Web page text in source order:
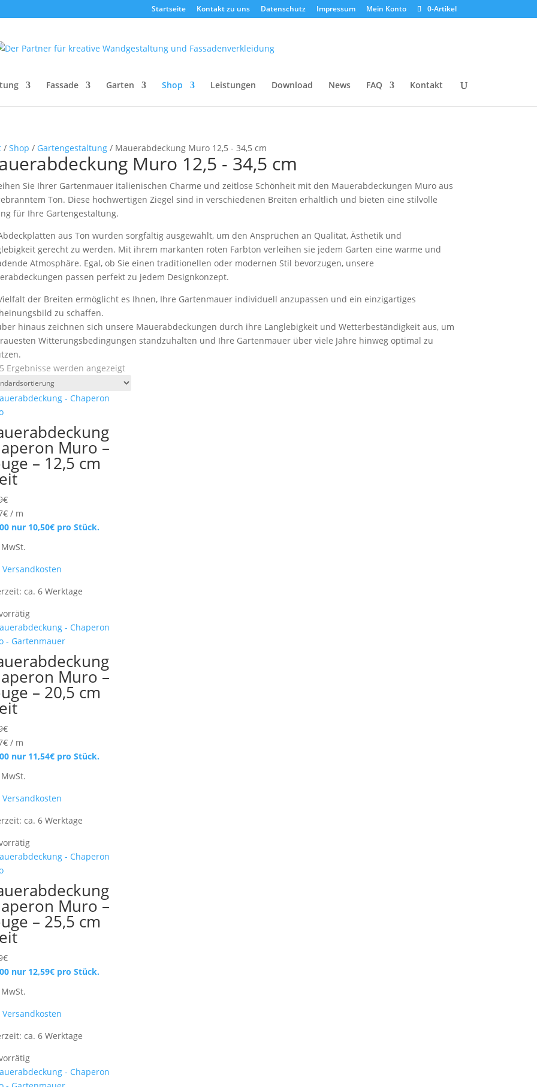
Startseite Kontakt zu uns Datenschutz Impressum Mein Konto 0-Artikel
Fassade Garten Shop Leistungen Download News FAQ Kontakt
/ Shop / Gartengestaltung/ Mauerabdeckung Muro 12,5 - 34,5 cm
Muro 12,5 - 34,5 cm
Sie Ihrer Gartenmauer italienischen Charme und zeitlose Schönheit mit den Mauerabdeckungen Muro aus
Ton. Diese hochwertigen Ziegel sind in verschiedenen Breiten erhältlich und bieten eine stilvolle
für Ihre Gartengestaltung.
aus Ton wurden sorgfältig ausgewählt, um den Ansprüchen an Qualität, Ästhetik und
gerecht zu werden. Mit ihrem markanten roten Farbton verleihen sie jedem Garten eine warme und
Atmosphäre. Egal, ob Sie einen traditionellen oder modernen Stil bevorzugen, unsere
passen perfekt zu jedem Designkonzept.
der Breiten ermöglicht es Ihnen, Ihre Gartenmauer individuell anzupassen und ein einzigartiges
zu schaffen.
hinaus zeichnen sich unsere Mauerabdeckungen durch ihre Langlebigkeit und Wetterbeständigkeit aus, um
Witterungsbedingungen standzuhalten und Ihre Gartenmauer über viele Jahre hinweg optimal zu
Ergebnisse werden angezeigt
Muro –
– 12,5 cm
€
€/ m
nur 10,50€pro Stück.
Versandkosten
ca. 6 Werktage
Muro –
– 20,5 cm
€
€/ m
nur 11,54€pro Stück.
Versandkosten
ca. 6 Werktage
Muro –
– 25,5 cm
€
nur 12,59€pro Stück.
Versandkosten
ca. 6 Werktage